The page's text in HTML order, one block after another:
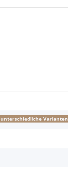
unterschiedliche Varianten